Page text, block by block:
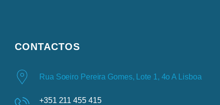
CONTACTOS
Rua Soeiro Pereira Gomes, Lote 1, 4o A Lisboa
+351 211 455 415